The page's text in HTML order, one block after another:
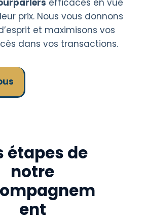
efficaces en vue
prix. Nous vous donnons
et maximisons vos
dans vos transactions.
étapes de
notre
ent